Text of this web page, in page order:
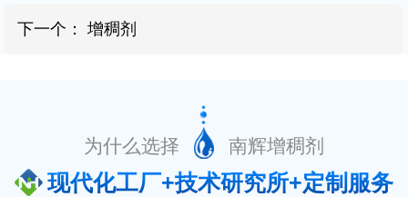
下一个： 增稠剂
为什么选择 南辉增稠剂
现代化工厂+技术研究所+定制服务